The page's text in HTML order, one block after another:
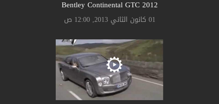
Bentley Continental GTC 2012
01 كانون الثاني 2013, 12:00 ص